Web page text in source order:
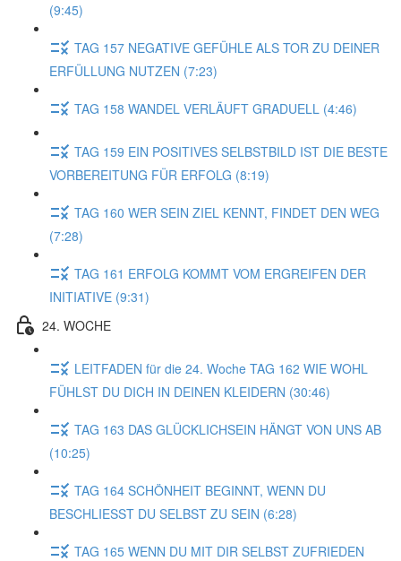
(9:45)
TAG 157 NEGATIVE GEFÜHLE ALS TOR ZU DEINER
ERFÜLLUNG NUTZEN (7:23)
TAG 158 WANDEL VERLÄUFT GRADUELL (4:46)
TAG 159 EIN POSITIVES SELBSTBILD IST DIE BESTE
VORBEREITUNG FÜR ERFOLG (8:19)
TAG 160 WER SEIN ZIEL KENNT, FINDET DEN WEG
(7:28)
TAG 161 ERFOLG KOMMT VOM ERGREIFEN DER
INITIATIVE (9:31)
24. WOCHE
LEITFADEN für die 24. Woche TAG 162 WIE WOHL
FÜHLST DU DICH IN DEINEN KLEIDERN (30:46)
TAG 163 DAS GLÜCKLICHSEIN HÄNGT VON UNS AB
(10:25)
TAG 164 SCHÖNHEIT BEGINNT, WENN DU
BESCHLIESST DU SELBST ZU SEIN (6:28)
TAG 165 WENN DU MIT DIR SELBST ZUFRIEDEN